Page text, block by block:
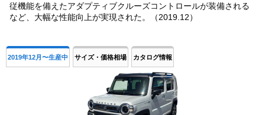
従機能を備えたアダプティブクルーズコントロールが装備される
など、大幅な性能向上が実現された。（2019.12）
2019年12月〜生産中 サイズ・価格相場 カタログ情報